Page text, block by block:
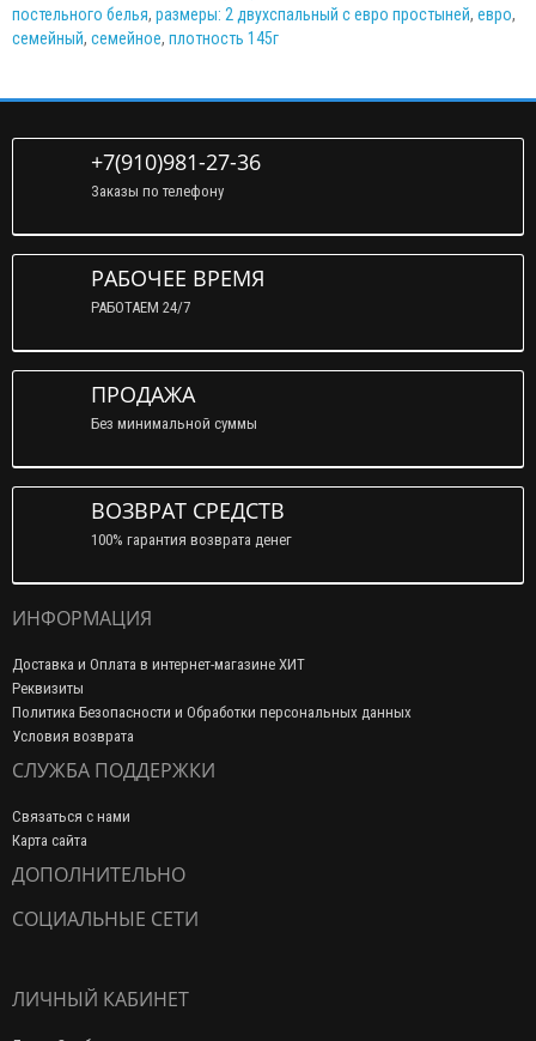
постельного белья, размеры: 2 двухспальный с евро простыней, евро,
семейный, семейное, плотность 145г
+7(910)981-27-36
Заказы по телефону
РАБОЧЕЕ ВРЕМЯ
РАБОТАЕМ 24/7
ПРОДАЖА
Без минимальной суммы
ВОЗВРАТ СРЕДСТВ
100% гарантия возврата денег
ИНФОРМАЦИЯ
Доставка и Оплата в интернет-магазине ХИТ
Реквизиты
Политика Безопасности и Обработки персональных данных
Условия возврата
СЛУЖБА ПОДДЕРЖКИ
Связаться с нами
Карта сайта
ДОПОЛНИТЕЛЬНО
СОЦИАЛЬНЫЕ СЕТИ
ЛИЧНЫЙ КАБИНЕТ